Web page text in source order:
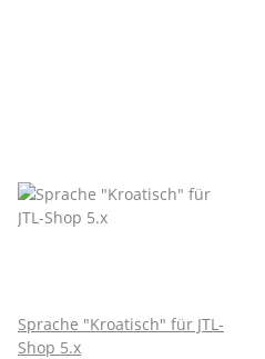
Sprache "Kroatisch" für JTL-
Shop 5.x